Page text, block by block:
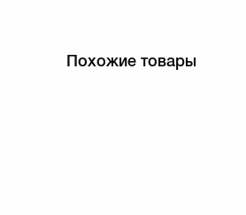
Похожие товары